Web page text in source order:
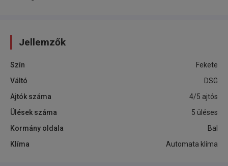
Jellemzők
Szín
Fekete
Váltó
DSG
Ajtók száma
4/5 ajtós
Ülések száma
5 üléses
Kormány oldala
Bal
Klíma
Automata klíma